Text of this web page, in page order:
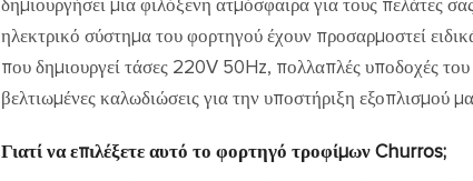
δημιουργήσει μια φιλόξενη ατμόσφαιρα για τους πελάτες
ηλεκτρικό σύστημα του φορτηγού έχουν προσαρμοστεί
που δημιουργεί τάσες 220V 50Hz, πολλαπλές υποδοχές
βελτιωμένες καλωδιώσεις για την υποστήριξη εξοπλισμού
Γιατί να επιλέξετε αυτό το φορτηγό τροφίμων Churros;